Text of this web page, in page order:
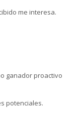
me interesa.
ganador proactivo
potenciales.